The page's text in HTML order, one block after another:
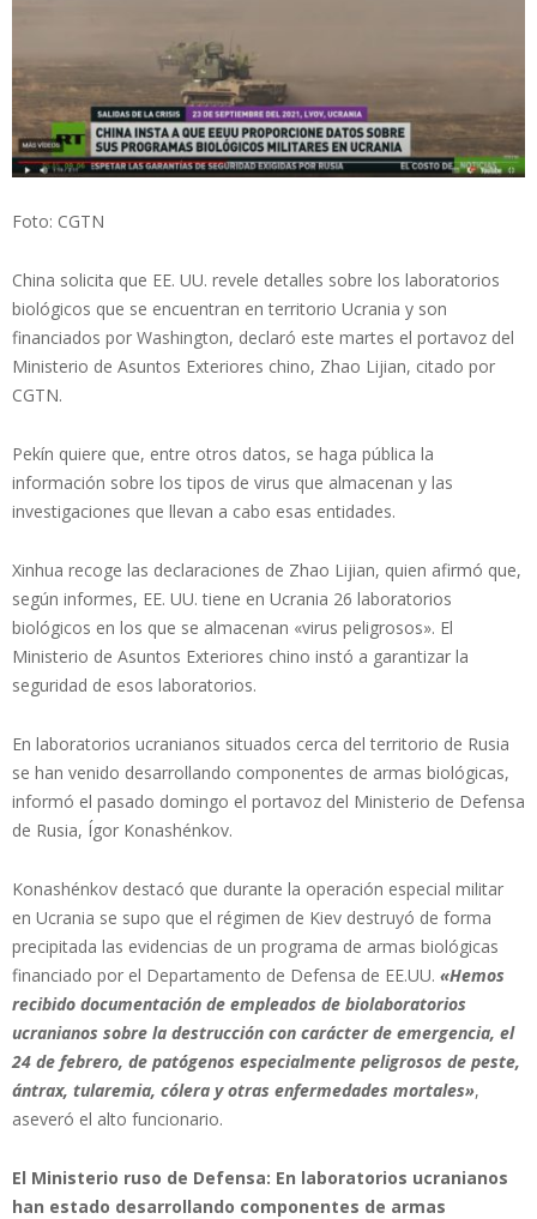
Foto: CGTN
China solicita que EE. UU. revele detalles sobre los laboratorios
biológicos que se encuentran en territorio Ucrania y son
financiados por Washington, declaró este martes el portavoz del
Ministerio de Asuntos Exteriores chino, Zhao Lijian, citado por
CGTN.
Pekín quiere que, entre otros datos, se haga pública la
información sobre los tipos de virus que almacenan y las
investigaciones que llevan a cabo esas entidades.
Xinhua recoge las declaraciones de Zhao Lijian, quien afirmó que,
según informes, EE. UU. tiene en Ucrania 26 laboratorios
biológicos en los que se almacenan «virus peligrosos». El
Ministerio de Asuntos Exteriores chino instó a garantizar la
seguridad de esos laboratorios.
En laboratorios ucranianos situados cerca del territorio de Rusia
se han venido desarrollando componentes de armas biológicas,
informó el pasado domingo el portavoz del Ministerio de Defensa
de Rusia, Ígor Konashénkov.
Konashénkov destacó que durante la operación especial militar
en Ucrania se supo que el régimen de Kiev destruyó de forma
precipitada las evidencias de un programa de armas biológicas
financiado por el Departamento de Defensa de EE.UU. «Hemos
recibido documentación de empleados de biolaboratorios
ucranianos sobre la destrucción con carácter de emergencia, el
24 de febrero, de patógenos especialmente peligrosos de peste,
ántrax, tularemia, cólera y otras enfermedades mortales»,
aseveró el alto funcionario.
El Ministerio ruso de Defensa: En laboratorios ucranianos
han estado desarrollando componentes de armas